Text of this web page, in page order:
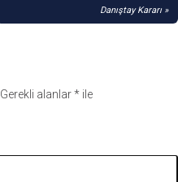
Danıştay Kararı
Gerekli alanlar* ile